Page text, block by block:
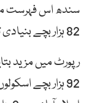
82 ہزار بچے بنیادی تعلیم کی سہولت سے محروم ہیں۔
92 ہزار بچے